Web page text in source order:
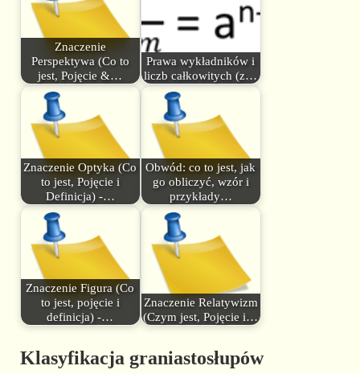
Znaczenie
Perspektywa (Co to
jest, Pojęcie &…
Prawa wykładników i
liczb całkowitych (z…
Znaczenie Optyka (Co
to jest, Pojęcie i
Definicja) -…
Obwód: co to jest, jak
go obliczyć, wzór i
przykłady…
Znaczenie Figura (Co
to jest, pojęcie i
definicja) -…
Znaczenie Relatywizm
(Czym jest, Pojęcie i…
Klasyfikacja graniastosłupów